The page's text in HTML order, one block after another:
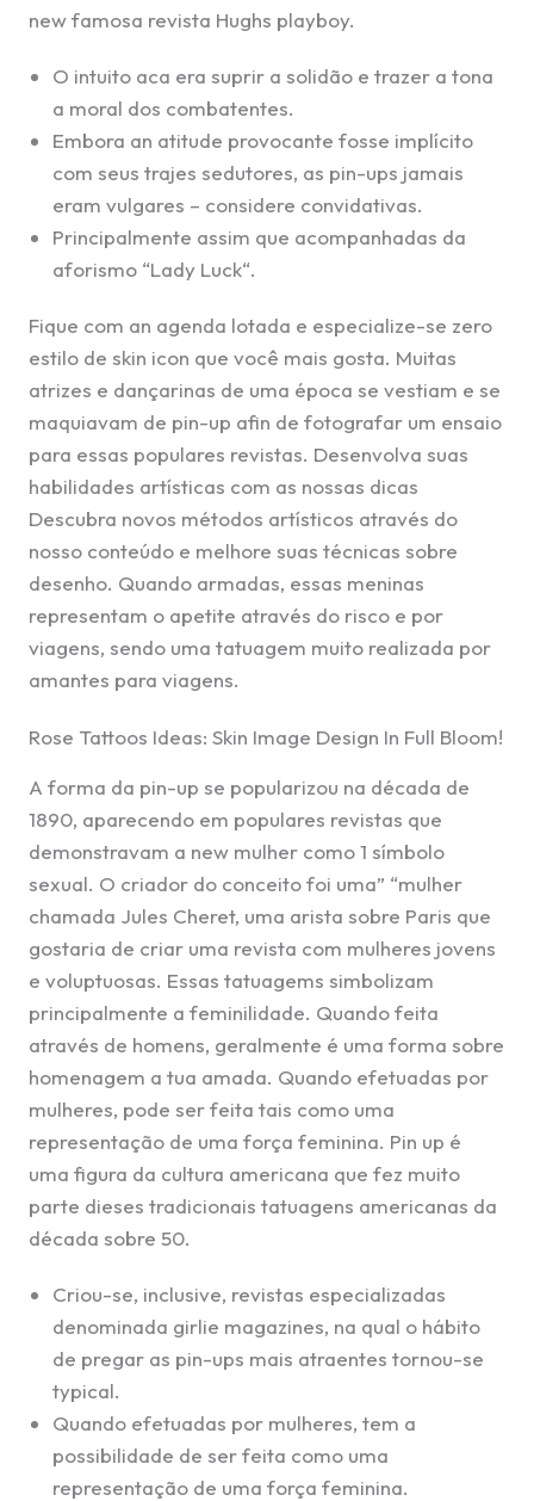
new famosa revista Hughs playboy.
O intuito aca era suprir a solidão e trazer a tona
a moral dos combatentes.
Embora an atitude provocante fosse implícito
com seus trajes sedutores, as pin-ups jamais
eram vulgares – considere convidativas.
Principalmente assim que acompanhadas da
aforismo “Lady Luck“.
Fique com an agenda lotada e especialize-se zero
estilo de skin icon que você mais gosta. Muitas
atrizes e dançarinas de uma época se vestiam e se
maquiavam de pin-up afin de fotografar um ensaio
para essas populares revistas. Desenvolva suas
habilidades artísticas com as nossas dicas
Descubra novos métodos artísticos através do
nosso conteúdo e melhore suas técnicas sobre
desenho. Quando armadas, essas meninas
representam o apetite através do risco e por
viagens, sendo uma tatuagem muito realizada por
amantes para viagens.
Rose Tattoos Ideas: Skin Image Design In Full Bloom!
A forma da pin-up se popularizou na década de
1890, aparecendo em populares revistas que
demonstravam a new mulher como 1 símbolo
sexual. O criador do conceito foi uma” “mulher
chamada Jules Cheret, uma arista sobre Paris que
gostaria de criar uma revista com mulheres jovens
e voluptuosas. Essas tatuagems simbolizam
principalmente a feminilidade. Quando feita
através de homens, geralmente é uma forma sobre
homenagem a tua amada. Quando efetuadas por
mulheres, pode ser feita tais como uma
representação de uma força feminina. Pin up é
uma figura da cultura americana que fez muito
parte dieses tradicionais tatuagens americanas da
década sobre 50.
Criou-se, inclusive, revistas especializadas
denominada girlie magazines, na qual o hábito
de pregar as pin-ups mais atraentes tornou-se
typical.
Quando efetuadas por mulheres, tem a
possibilidade de ser feita como uma
representação de uma força feminina.